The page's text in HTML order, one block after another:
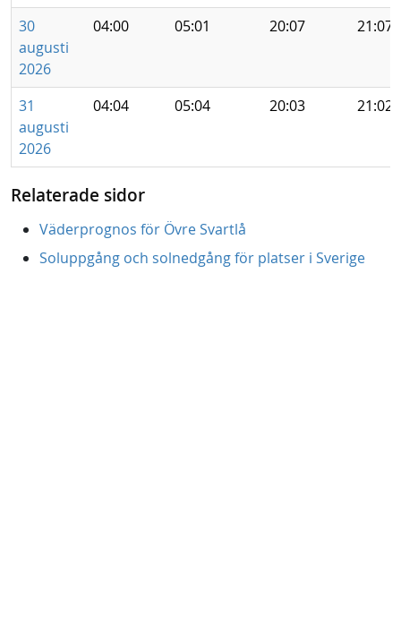
30
augusti
2026
04:00 05:01 20:07 21:07
31
augusti
2026
04:04 05:04 20:03 21:02
Relaterade sidor
Väderprognos för Övre Svartlå
Soluppgång och solnedgång för platser i Sverige